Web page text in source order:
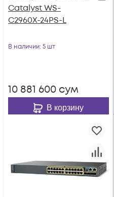
Catalyst WS-
C2960X-24PS-L
В наличии: 5 шт
10 881 600 сум
В корзину